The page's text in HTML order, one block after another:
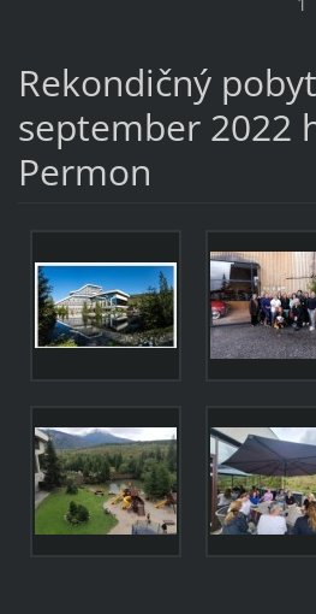
Rekondičný
september 2022
Permon